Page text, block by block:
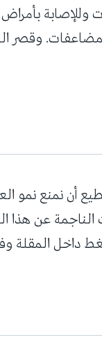
وللإصابة
وقصر
أن نمنع نمو
الناجمة عن هذا
داخل المقلة